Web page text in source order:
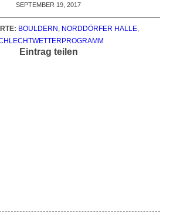
SEPTEMBER 19, 2017
BOULDERN NORDDÖRFER HALLE,
Eintrag teilen